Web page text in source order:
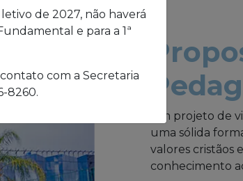
Um projeto de
uma sólida
valores cristãos
conhecimento
de 2027, não haverá
e para a 1ª
com a Secretaria
8260.